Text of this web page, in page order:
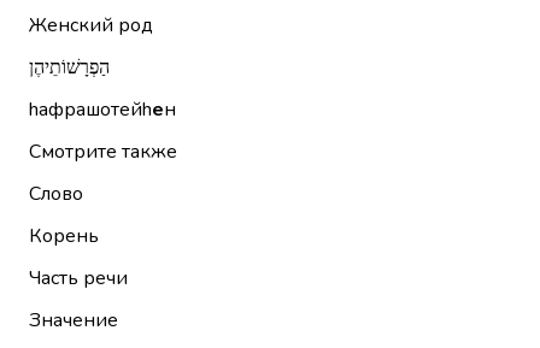
Женский род
הַפְרָשׁוֹתֵיהֶן
hафрашотейhен
Смотрите также
Слово
Корень
Часть речи
Значение